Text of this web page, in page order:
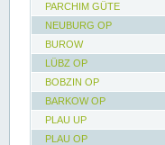
PARCHIM GÜTE
NEUBURG OP
BUROW
LÜBZ OP
BOBZIN OP
BARKOW OP
PLAU UP
PLAU OP